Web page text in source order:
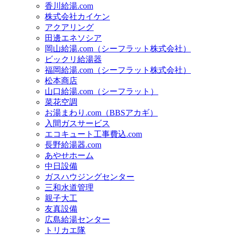
香川給湯.com
株式会社カイケン
アクアリング
田邊エネソシア
岡山給湯.com（シーフラット株式会社）
ビックリ給湯器
福岡給湯.com（シーフラット株式会社）
松本商店
山口給湯.com（シーフラット）
菜花空調
お湯まわり.com（BBSアカギ）
入間ガスサービス
エコキュート工事費込.com
長野給湯器.com
あやせホーム
中日設備
ガスハウジングセンター
三和水道管理
親子大工
友真設備
広島給湯センター
トリカエ隊